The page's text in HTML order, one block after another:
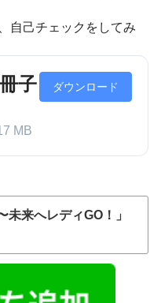
自己チェックをしてみ
子
MB
ダウンロード
未来へレディGO！」